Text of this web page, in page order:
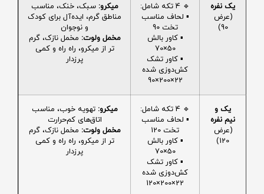
یک نفره
(عرض
90)
🔹 4 تکه شامل:
▪️ لحاف مناسب
تخت 90
▪️ کاور بالش
50×70
▪️ کاور تشک
کش‌دوزی شده
22×200×90
میکرو: سبک، خنک، مناسب
مناطق گرم، ایده‌آل برای کودک
و نوجوان
مخمل ولوت: مخمل نازک، گرم
تر از میکرو، راه راه و کمی
پرزدار
یک و
نیم نفره
(عرض
120)
🔹 4 تکه شامل:
▪️ لحاف مناسب
تخت 120
▪️ کاور بالش
50×70
▪️ کاور تشک
کش‌دوزی شده
22×200×120
میکرو: تهویه خوب، مناسب
اتاق‌های کم‌حرارت
مخمل ولوت: مخمل نازک، گرم
تر از میکرو، راه راه و کمی
پرزدار